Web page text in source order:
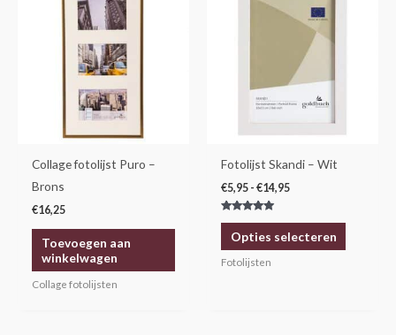
Collage fotolijst Puro –
Brons
€16,25
Toevoegen aan
winkelwagen
Collage fotolijsten
Fotolijst Skandi – Wit
€5,95 - €14,95
€14,95
Gewaardeerd
5.00
uit 5Opties selecteren
kan
de
Fotolijsten